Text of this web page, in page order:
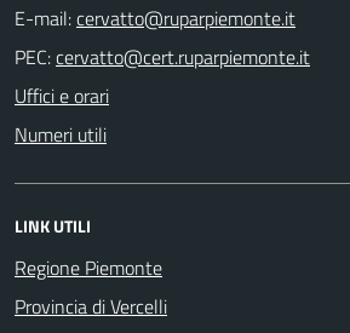
E-mail:
PEC:
Uffici e orari
Numeri utili
LINK UTILI
Regione Piemonte
Provincia di Vercelli